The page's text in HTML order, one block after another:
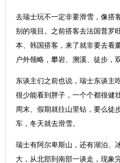
去瑞士玩不一定非要滑雪，像搭
别的项目。之前搭客去法国普罗
本、韩国搭客，来了就非要去看
户外领略，攀岩、溯溪、徒步，
东谈主们之前也说，瑞士东谈主
很少能看到胖子，一个个都很健
周末、假期就往山里钻，要么徒
车，冬天就去滑雪。
瑞士有阿尔卑斯山，还有湖泊、
大，从北部到南部一谈走，现象